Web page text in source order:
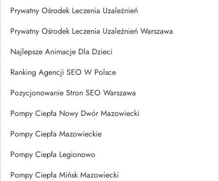
Prywatny Ośrodek Leczenia Uzależnień
Prywatny Ośrodek Leczenia Uzależnień Warszawa
Najlepsze Animacje Dla Dzieci
Ranking Agencji SEO W Polsce
Pozycjonowanie Stron SEO Warszawa
Pompy Ciepła Nowy Dwór Mazowiecki
Pompy Ciepła Mazowieckie
Pompy Ciepła Legionowo
Pompy Ciepła Mińsk Mazowiecki